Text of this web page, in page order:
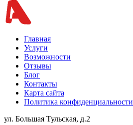
Главная
Услуги
Возможности
Отзывы
Блог
Контакты
Карта сайта
Политика конфиденциальности
ул. Большая Тульская, д.2